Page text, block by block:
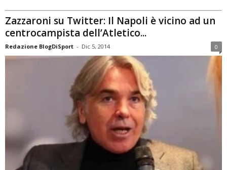
Zazzaroni su Twitter: Il Napoli è vicino ad un
centrocampista dell’Atletico...
Redazione BlogDiSport - Dic 5, 2014 0